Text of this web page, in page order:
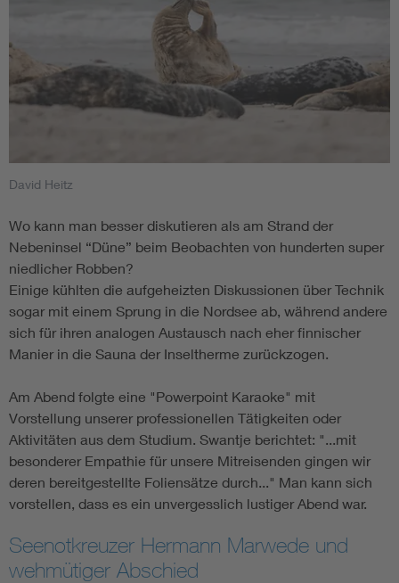
David Heitz
Wo kann man besser diskutieren als am Strand der
Nebeninsel “Düne” beim Beobachten von hunderten super
niedlicher Robben?
Einige kühlten die aufgeheizten Diskussionen über Technik
sogar mit einem Sprung in die Nordsee ab, während andere
sich für ihren analogen Austausch nach eher finnischer
Manier in die Sauna der Inseltherme zurückzogen.
Am Abend folgte eine "Powerpoint Karaoke" mit
Vorstellung unserer professionellen Tätigkeiten oder
Aktivitäten aus dem Studium. Swantje berichtet: "...mit
besonderer Empathie für unsere Mitreisenden gingen wir
deren bereitgestellte Foliensätze durch..." Man kann sich
vorstellen, dass es ein unvergesslich lustiger Abend war.
Seenotkreuzer Hermann Marwede und
wehmütiger Abschied